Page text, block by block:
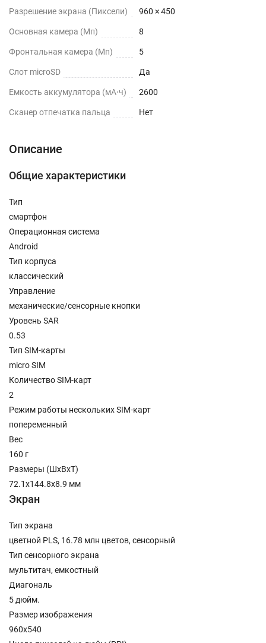
Разрешение экрана (Пиксели) 960 × 450
Основная камера (Мп) 8
Фронтальная камера (Мп) 5
Слот microSD Да
Емкость аккумулятора (мА⋅ч) 2600
Сканер отпечатка пальца Нет
Описание
Общие характеристики
Тип
смартфон
Операционная система
Android
Тип корпуса
классический
Управление
механические/сенсорные кнопки
Уровень SAR
0.53
Тип SIM-карты
micro SIM
Количество SIM-карт
2
Режим работы нескольких SIM-карт
попеременный
Вес
160 г
Размеры (ШxВxТ)
72.1x144.8x8.9 мм
Экран
Тип экрана
цветной PLS, 16.78 млн цветов, сенсорный
Тип сенсорного экрана
мультитач, емкостный
Диагональ
5 дюйм.
Размер изображения
960x540